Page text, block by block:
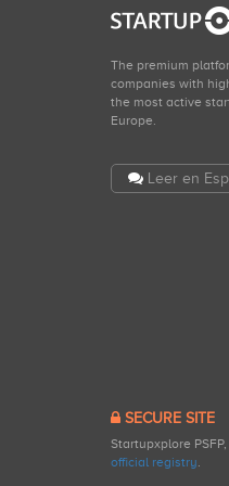
The premium
companies with
the most active
Europe.
Leer en
SECURE SITE
Startupxplore
official registry.